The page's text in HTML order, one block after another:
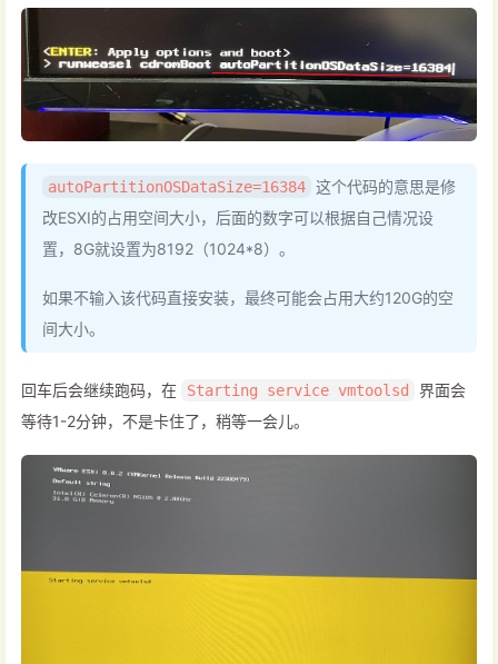
autoPartitionOSDataSize=16384 这个代码的意思是修
改ESXI的占用空间大小，后面的数字可以根据自己情况设
置，8G就设置为8192（1024*8）。
如果不输入该代码直接安装，最终可能会占用大约120G的空
间大小。
回车后会继续跑码，在 Starting service vmtoolsd
界面会
等待1-2分钟，不是卡住了，稍等一会儿。